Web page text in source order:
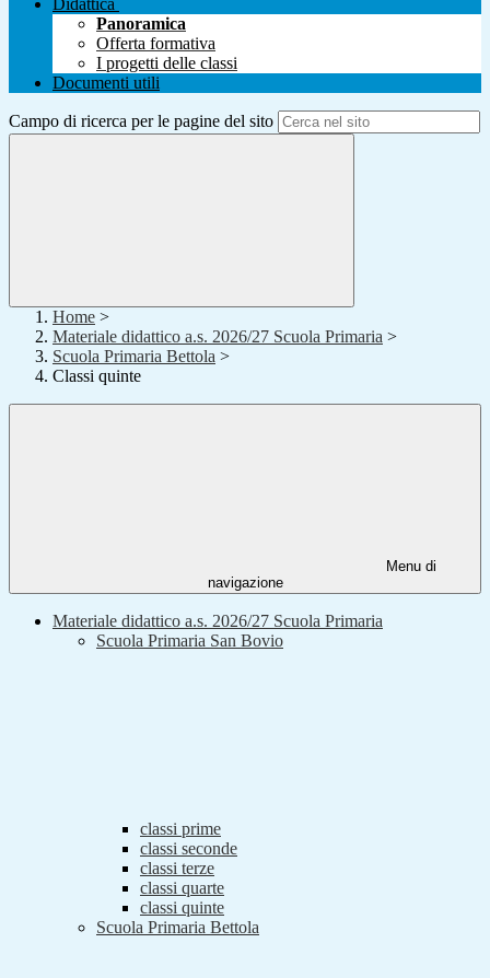
Didattica
Panoramica
Offerta formativa
I progetti delle classi
Documenti utili
Campo di ricerca per le pagine del sito
Home >
Materiale didattico a.s. 2026/27 Scuola Primaria >
Scuola Primaria Bettola >
Classi quinte
Menu di
navigazione
Materiale didattico a.s. 2026/27 Scuola Primaria
Scuola Primaria San Bovio
classi prime
classi seconde
classi terze
classi quarte
classi quinte
Scuola Primaria Bettola